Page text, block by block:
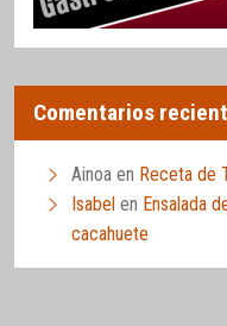
Comentarios
Ainoa en Receta de
Isabel en Ensalada
cacahuete